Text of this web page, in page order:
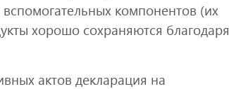
компонентов (их
хорошо сохраняются благодаря
актов декларация на